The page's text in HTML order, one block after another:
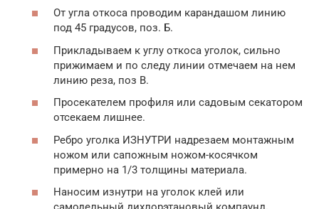
От угла откоса проводим карандашом линию
под 45 градусов, поз. Б.
Прикладываем к углу откоса уголок, сильно
прижимаем и по следу линии отмечаем на нем
линию реза, поз В.
Просекателем профиля или садовым секатором
отсекаем лишнее.
Ребро уголка ИЗНУТРИ надрезаем монтажным
ножом или сапожным ножом-косячком
примерно на 1/3 толщины материала.
Наносим изнутри на уголок клей или